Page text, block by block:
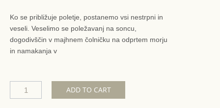
Ko se približuje poletje, postanemo vsi nestrpni in
veseli. Veselimo se poležavanj na soncu,
dogodivščin v majhnem čolničku na odprtem morju
in namakanja v
ADD TO CART